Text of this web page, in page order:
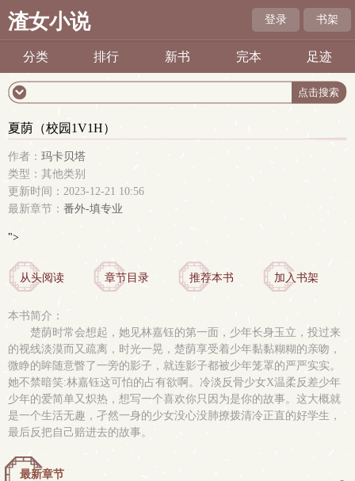
渣女小说 登录 书架
分类 排行 新书 完本 足迹
夏荫（校园1V1H）
作者： 玛卡贝塔
类型：其他类别
更新时间：2023-12-21 10:56
最新章节： 番外-填专业
">
从头阅读 章节目录 推荐本书 加入书架
本书简介：
楚荫时常会想起，她见林嘉钰的第一面，少年长身玉立，投过来
的视线淡漠而又疏离，时光一晃，楚荫享受着少年黏黏糊糊的亲吻，
微睁的眸随意瞥了一旁的影子，就连影子都被少年笼罩的严严实实。
她不禁暗笑:林嘉钰这可怕的占有欲啊。冷淡反骨少女X温柔反差少年
少年的爱简单又炽热，想写一个喜欢你只因为是你的故事。这大概就
是一个生活无趣，孑然一身的少女没心没肺撩拨清冷正直的好学生，
最后反把自己赔进去的故事。
最新章节